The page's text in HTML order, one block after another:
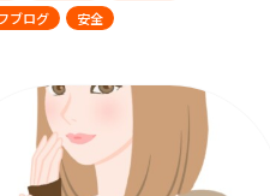
ブログ
安全